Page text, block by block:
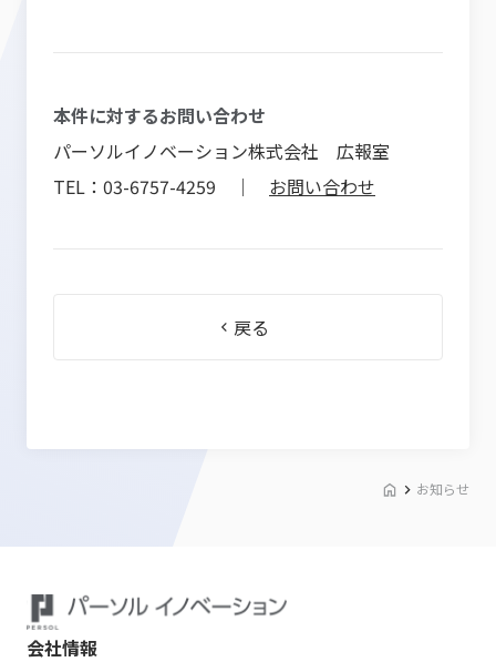
本件に対するお問い合わせ
パーソルイノベーション株式会社 広報室
TEL：03-6757-4259 ｜ お問い合わせ
戻る
お知らせ
会社情報